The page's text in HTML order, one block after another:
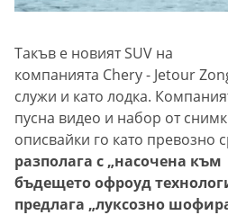
Такъв е новият SUV на
компанията Chery - Jetour
служи и като лодка.
пусна видео и набор от
описвайки го като превозно
разполага с „насочена към
бъдещето офроуд
предлага „луксозно